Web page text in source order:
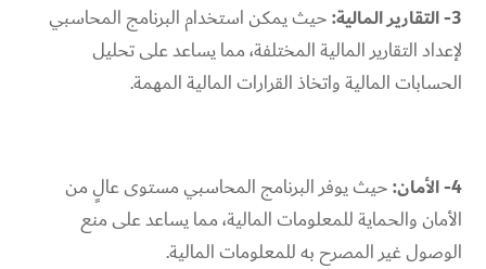
3- التقارير المالية:
حيث يمكن استخدام البرنامج المحاسبي
لإعداد التقارير المالية المختلفة، مما يساعد على تحليل
الحسابات المالية واتخاذ القرارات المالية المهمة.
4- الأمان:
حيث يوفر البرنامج المحاسبي مستوى عالٍ من
الأمان والحماية للمعلومات المالية، مما يساعد على منع
الوصول غير المصرح به للمعلومات المالية.